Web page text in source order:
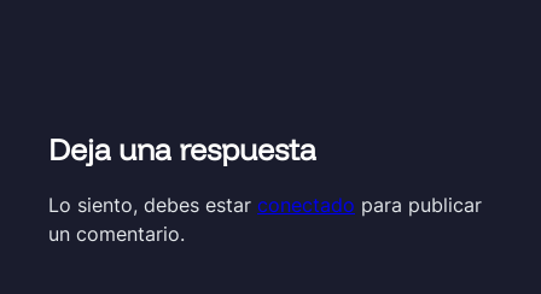
Deja una respuesta
Lo siento, debes estar conectado para publicar
un comentario.